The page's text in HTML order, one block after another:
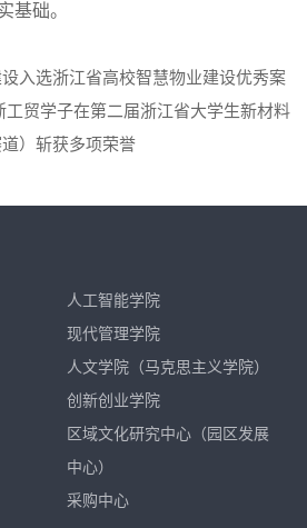
基础。
入选浙江省高校智慧物业建设优秀案
贸学子在第二届浙江省大学生新材料
）斩获多项荣誉
人工智能学院
现代管理学院
人文学院（马克思主义学院）
创新创业学院
区域文化研究中心（园区发展
中心）
采购中心